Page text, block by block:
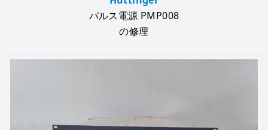
パルス電源 PMP008
の修理